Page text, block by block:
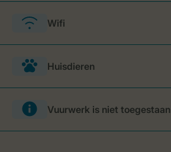
Wifi
Huisdieren
Vuurwerk is niet toegestaan